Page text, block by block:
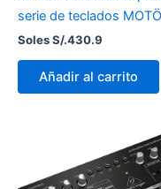
serie de teclados
Soles S/.430.9
Añadir al carrito